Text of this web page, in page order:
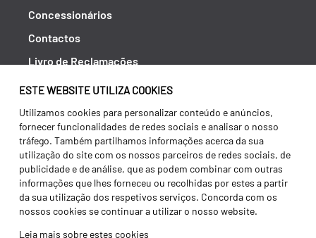
ESTE WEBSITE UTILIZA COOKIES
Utilizamos cookies para personalizar conteúdo e anúncios,
fornecer funcionalidades de redes sociais e analisar o nosso
tráfego. Também partilhamos informações acerca da sua
utilização do site com os nossos parceiros de redes sociais, de
publicidade e de análise, que as podem combinar com outras
informações que lhes forneceu ou recolhidas por estes a partir
da sua utilização dos respetivos serviços. Concorda com os
nossos cookies se continuar a utilizar o nosso website.
Leia mais sobre estes cookies
Concessionários
Contactos
Livro de Reclamações
Política de Privacidade
Canal de Denúncias (RGPC)
Termos e condições